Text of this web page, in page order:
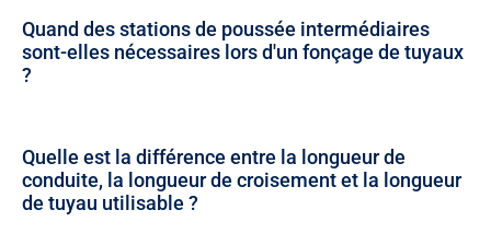
Quand des stations de poussée intermédiaires
sont-elles nécessaires lors d'un fonçage de tuyaux
?
Quelle est la différence entre la longueur de
conduite, la longueur de croisement et la longueur
de tuyau utilisable ?